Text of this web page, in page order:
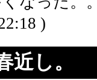
)
し。